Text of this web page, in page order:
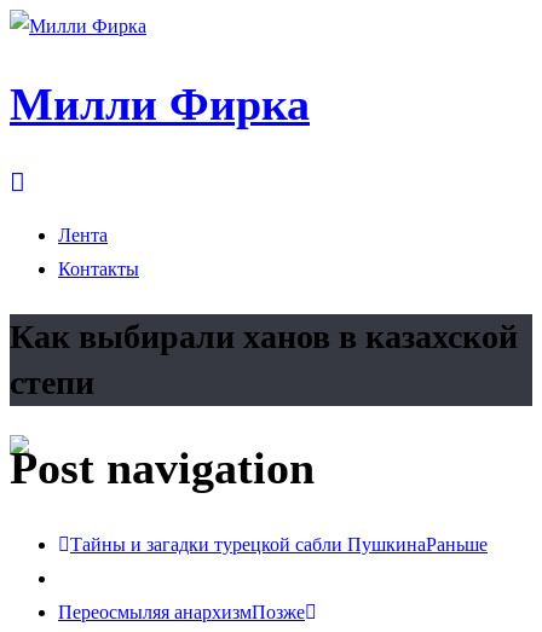
Милли Фирка
Лента
Контакты
Как выбирали ханов в казахской
степи
Post navigation
Тайны и загадки турецкой сабли ПушкинаРаньше
Переосмыляя анархизмПозже